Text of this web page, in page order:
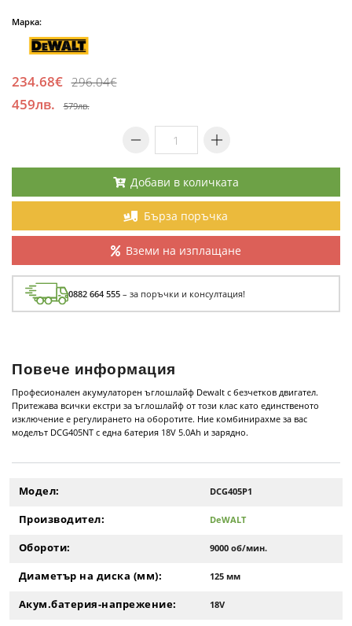
Марка:
234.68€ 296.04€
459лв. 579лв.
Добави в количката
Бърза поръчка
Вземи на изплащане
0882 664 555 – за поръчки и консултация!
Повече информация
Професионален акумулаторен ъглошлайф Dewalt с безчетков двигател.
Притежава всички екстри за ъглошлайф от този клас като единственото
изключение е регулирането на оборотите. Ние комбинирахме за вас
моделът DCG405NT с една батерия 18V 5.0Ah и зарядно.
Модел: DCG405P1
Производител: DeWALT
Обороти: 9000 об/мин.
Диаметър на диска (мм): 125 мм
Акум.батерия-напрежение: 18V